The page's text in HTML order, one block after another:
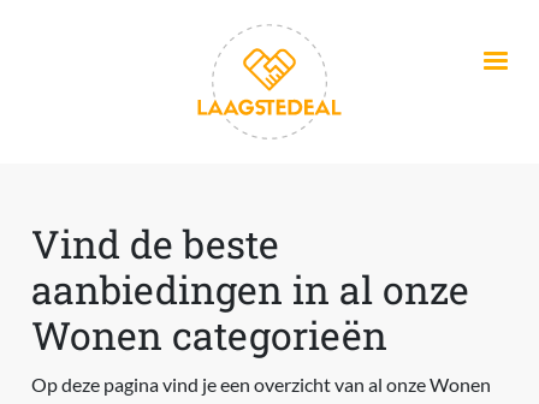
Vind de beste
aanbiedingen in al onze
Wonen categorieën
Op deze pagina vind je een overzicht van al onze Wonen